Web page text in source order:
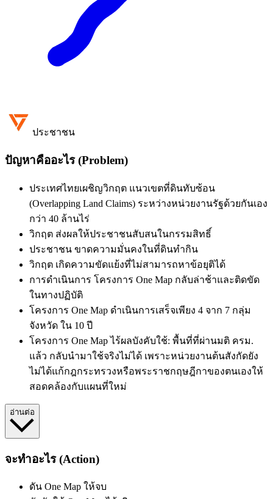
ประชาชน
ปัญหาคืออะไร (Problem)
ประเทศไทยเผชิญวิกฤต แนวเขตที่ดินทับซ้อน
(Overlapping Land Claims) ระหว่างหน่วยงานรัฐด้วยกันเอง
กว่า 40 ล้านไร่
วิกฤต ส่งผลให้ประชาชนสับสนในกรรมสิทธิ์
ประชาชน ขาดความมั่นคงในที่ดินทำกิน
วิกฤต เกิดความขัดแย้งที่ไม่สามารถหาข้อยุติได้
การดำเนินการ โครงการ One Map กลับล่าช้าและติดขัด
ในทางปฏิบัติ
โครงการ One Map ดำเนินการเสร็จเพียง 4 จาก 7 กลุ่ม
จังหวัด ใน 10 ปี
โครงการ One Mapไร้ผลบังคับใช้: พื้นที่ที่ผ่านมติ ครม.
แล้ว กลับนำมาใช้จริงไม่ได้ เพราะหน่วยงานต้นสังกัดยัง
ไม่ได้แก้กฎกระทรวงหรือพระราชกฤษฎีกาของตนเองให้
สอดคล้องกับแผนที่ใหม่
อ่านต่อ
จะทำอะไร (Action)
ดัน One Map ให้จบ